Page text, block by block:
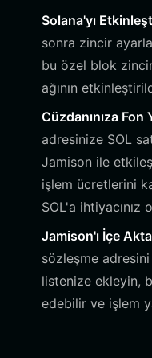
Solana'yı
sonra zincir
bu özel blok
ağının
Cüzdanınıza Fon
adresinize SOL
Jamison ile
işlem ücretlerini
SOL'a ihtiyacınız
Jamison'ı İçe
sözleşme
listenize ekleyin,
edebilir ve işlem